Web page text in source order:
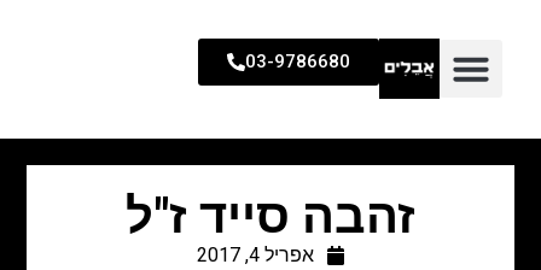
03-9786680
זהבה סייד ז"ל
אפריל 4, 2017